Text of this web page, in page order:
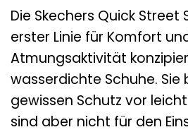
Die Skechers Quick Street
erster Linie für Komfort
Atmungsaktivität
wasserdichte Schuhe. Sie
gewissen Schutz vor
sind aber nicht für den